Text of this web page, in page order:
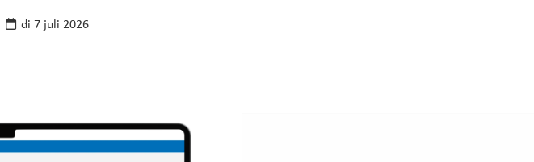
di 7 juli 2026